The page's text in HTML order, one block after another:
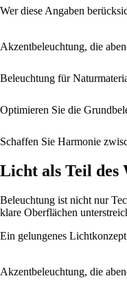
Wer diese Angaben
Akzentbeleuchtung, die
Beleuchtung für
Optimieren Sie die
Schaffen Sie Harmonie
Licht als Teil des
Beleuchtung ist nicht nur
klare Oberflächen
Ein gelungenes
Akzentbeleuchtung, die